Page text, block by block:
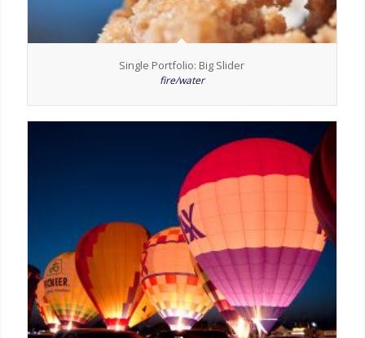
Single Portfolio: Big Slider
fire/water